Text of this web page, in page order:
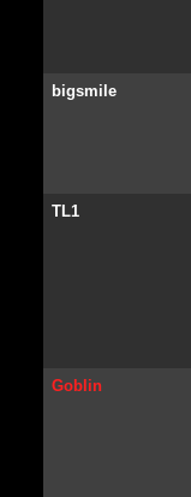
bigsmile
TL1
Goblin